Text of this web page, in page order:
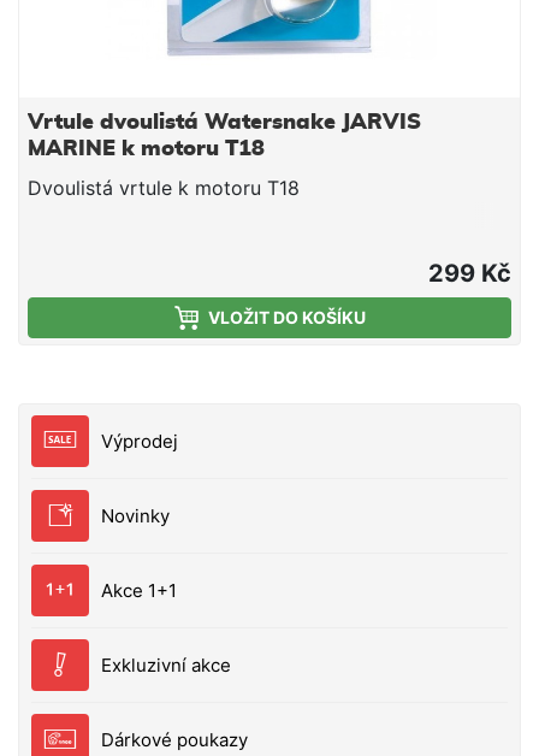
Výprodej
Novinky
Akce 1+1
Exkluzivní akce
Dárkové poukazy
Vrtule dvoulistá Watersnake JARVIS
MARINE k motoru T18
Dvoulistá vrtule k motoru T18
299 Kč
VLOŽIT DO KOŠÍKU